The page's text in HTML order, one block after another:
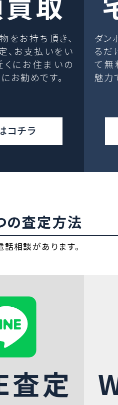
をお持ち頂き、
、お支払いをい
くにお住まいの
お勧めです。
コチラ
ダン
るだ
て無
魅力
の査定方法
相談があります。
査定